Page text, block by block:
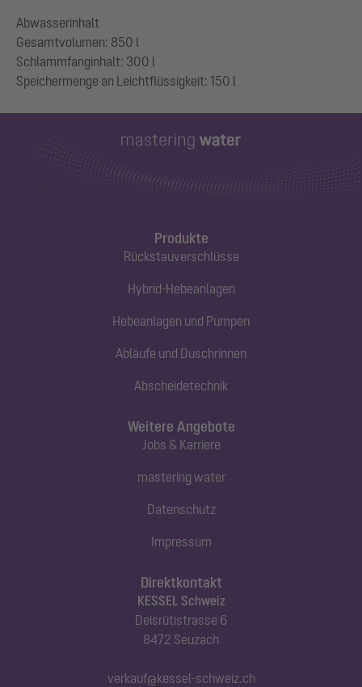
Abwasserinhalt
Gesamtvolumen: 850 l
Schlammfanginhalt: 300 l
Produkte
Rückstauverschlüsse
Hybrid-Hebeanlagen
Hebeanlagen und Pumpen
Abläufe und Duschrinnen
Abscheidetechnik
Direktkontakt
KESSEL Schweiz
Deisrütistrasse 6
8472 Seuzach
verkauf@kessel-schweiz.ch
Weitere Angebote
Jobs & Karriere
mastering water
Datenschutz
Impressum